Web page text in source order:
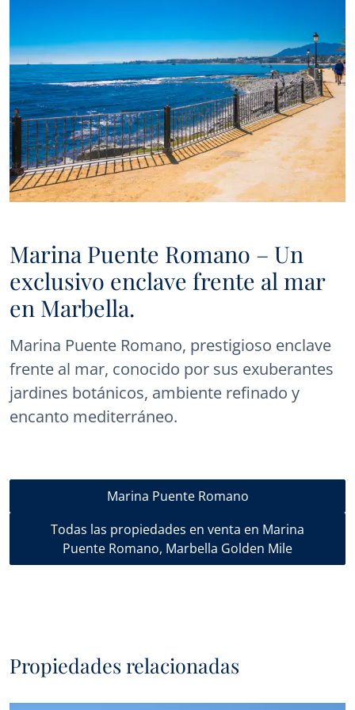
comunicación..
Marina Puente Romano – Un
exclusivo enclave frente al mar
en Marbella.
Marina Puente Romano, prestigioso enclave
frente al mar, conocido por sus exuberantes
jardines botánicos, ambiente refinado y
encanto mediterráneo.
Marina Puente Romano
Todas las propiedades en venta en Marina
Puente Romano, Marbella Golden Mile
Propiedades relacionadas